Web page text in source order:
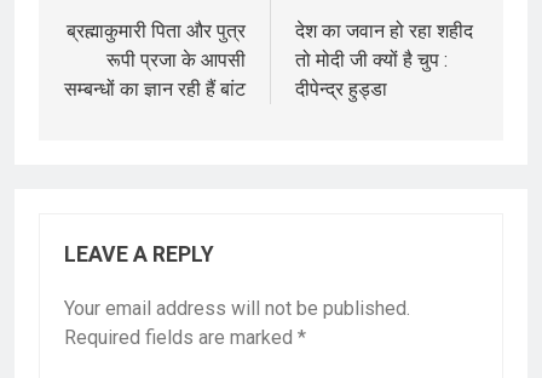
navigation
ब्रह्माकुमारी पिता और पुत्र
रूपी प्रजा के आपसी
सम्बन्धों का ज्ञान रही हैं बांट
देश का जवान हो रहा शहीद
तो मोदी जी क्यों है चुप :
दीपेन्द्र हुड्डा
LEAVE A REPLY
Your email address will not be published.
Required fields are marked *